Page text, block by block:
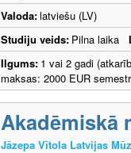
Valoda:latviešu (LV)
Studiju veids: Pilna laika
Ilgums: 1 vai 2 gadi
maksas: 2000 EUR
Akadēmiskā
Jāzepa Vītola Latvijas